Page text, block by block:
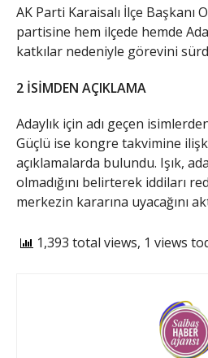
AK Parti Karaisalı İlçe Başkanı
partisine hem ilçede hemde
katkılar nedeniyle görevini
2 İSİMDEN AÇIKLAMA
Adaylık için adı geçen
Güçlü ise kongre takvimine
açıklamalarda bulundu. Işık,
olmadığını belirterek iddiları
merkezin kararına uyacağını
1,393 total views, 1 views